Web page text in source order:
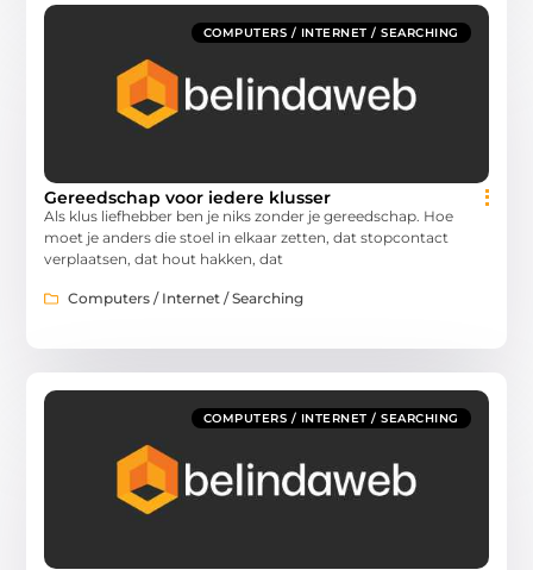
COMPUTERS / INTERNET / SEARCHING
Gereedschap voor iedere klusser
Als klus liefhebber ben je niks zonder je gereedschap. Hoe
moet je anders die stoel in elkaar zetten, dat stopcontact
verplaatsen, dat hout hakken, dat
Computers / Internet / Searching
COMPUTERS / INTERNET / SEARCHING